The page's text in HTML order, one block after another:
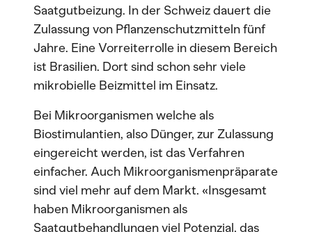
Saatgutbeizung. In der Schweiz dauert die
Zulassung von Pflanzenschutzmitteln fünf
Jahre. Eine Vorreiterrolle in diesem Bereich
ist Brasilien. Dort sind schon sehr viele
mikrobielle Beizmittel im Einsatz.
Bei Mikroorganismen welche als
Biostimulantien, also Dünger, zur Zulassung
eingereicht werden, ist das Verfahren
einfacher. Auch Mikroorganismenpräparate
sind viel mehr auf dem Markt. «Insgesamt
haben Mikroorganismen als
Saatgutbehandlungen viel Potenzial, das